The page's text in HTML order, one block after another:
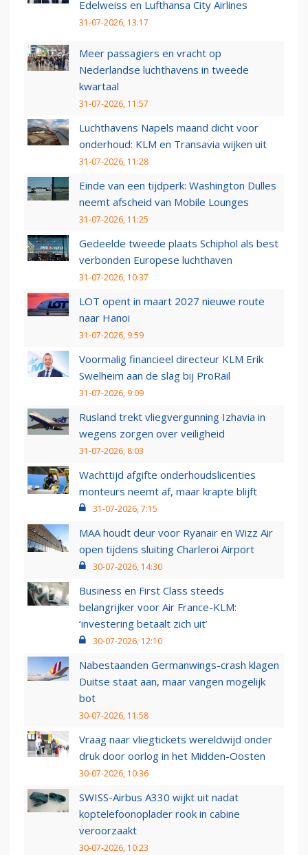
Edelweiss en Lufthansa City Airlines
31-07-2026, 13:17
Meer passagiers en vracht op
Nederlandse luchthavens in tweede
kwartaal
31-07-2026, 11:57
Luchthavens Napels maand dicht voor
onderhoud: KLM en Transavia wijken uit
31-07-2026, 11:28
Einde van een tijdperk: Washington Dulles
neemt afscheid van Mobile Lounges
31-07-2026, 11:25
Gedeelde tweede plaats Schiphol als best
verbonden Europese luchthaven
31-07-2026, 10:37
LOT opent in maart 2027 nieuwe route
naar Hanoi
31-07-2026, 9:59
Voormalig financieel directeur KLM Erik
Swelheim aan de slag bij ProRail
31-07-2026, 9:09
Rusland trekt vliegvergunning Izhavia in
wegens zorgen over veiligheid
31-07-2026, 8:03
Wachttijd afgifte onderhoudslicenties
monteurs neemt af, maar krapte blijft
31-07-2026, 7:15
MAA houdt deur voor Ryanair en Wizz Air
open tijdens sluiting Charleroi Airport
30-07-2026, 14:30
Business en First Class steeds
belangrijker voor Air France-KLM:
‘investering betaalt zich uit’
30-07-2026, 12:10
Nabestaanden Germanwings-crash klagen
Duitse staat aan, maar vangen mogelijk
bot
30-07-2026, 11:58
Vraag naar vliegtickets wereldwijd onder
druk door oorlog in het Midden-Oosten
30-07-2026, 10:36
SWISS-Airbus A330 wijkt uit nadat
koptelefoonoplader rook in cabine
veroorzaakt
30-07-2026, 10:23